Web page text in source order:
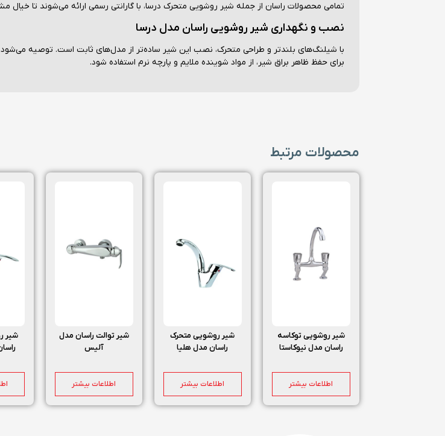
تمامی محصولات راسان از جمله شیر روشویی متحرک درسا، با گارانتی رسمی ارائه می‌شوند تا خیال
نصب و نگهداری شیر روشویی راسان مدل درسا
با شیلنگ‌های بلندتر و طراحی متحرک، نصب این شیر ساده‌تر از مدل‌های ثابت است. توصیه
برای حفظ ظاهر براق شیر، از مواد شوینده ملایم و پارچه نرم استفاده شود.
محصولات مرتبط
شیر روشویی توکاسه
راسان مدل نیوکاستا
اطلاعات بیشتر
شیر روشویی متحرک
راسان مدل هلیا
اطلاعات بیشتر
شیر توالت راسان مدل
آلیس
اطلاعات بیشتر
شیر